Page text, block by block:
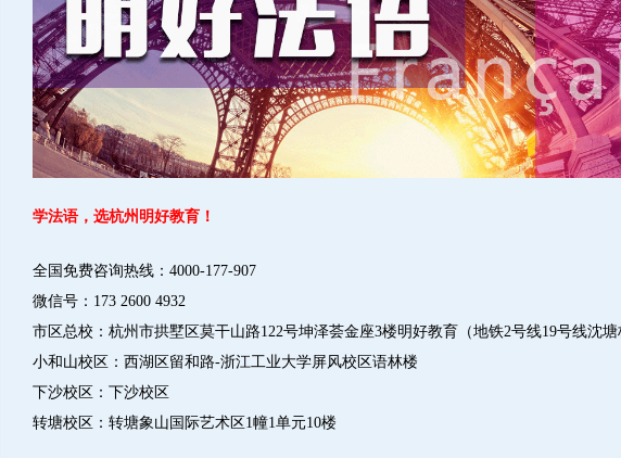
学法语，选杭州明好教育！
全国免费咨询热线：4000-177-907
微信号：173 2600 4932
市区总校：杭州市拱墅区莫干山路122号坤泽荟金座3楼明好教育（地铁2号线19号线沈塘
小和山校区：西湖区留和路-浙江工业大学屏风校区语林楼
下沙校区：下沙校区
转塘校区：转塘象山国际艺术区1幢1单元10楼